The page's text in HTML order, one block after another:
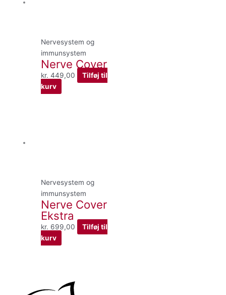
Nervesystem og
immunsystem
Nerve Cover
kr. 449,00
Tilføj til
kurv
Nervesystem og
immunsystem
Nerve Cover
Ekstra
kr. 699,00
Tilføj til
kurv